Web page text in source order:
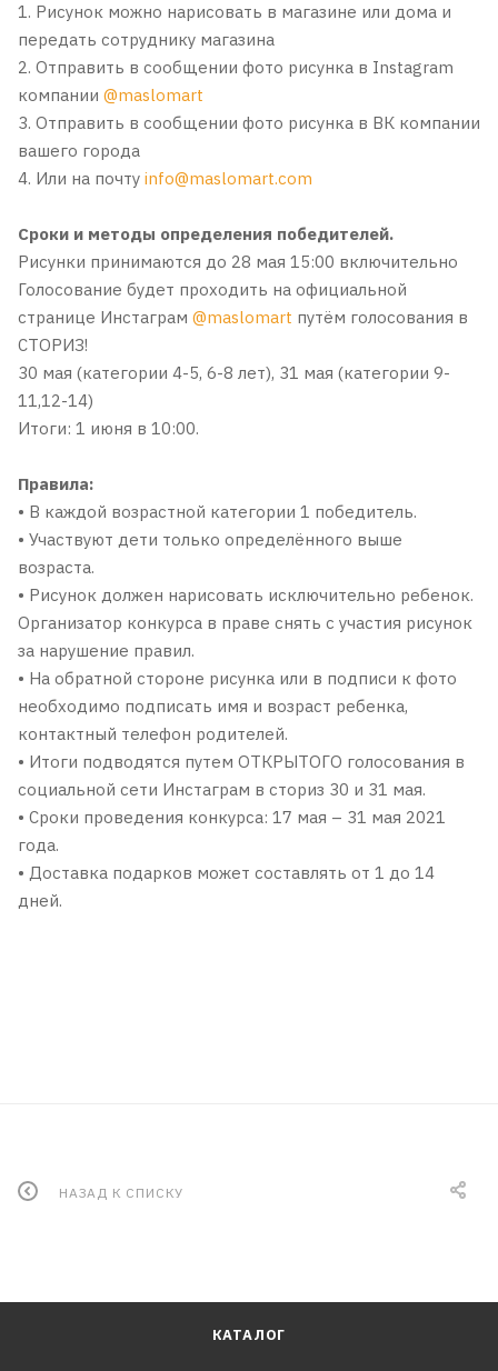
1. Рисунок можно нарисовать в магазине или дома и
передать сотруднику магазина
2. Отправить в сообщении фото рисунка в Instagram
компании @maslomart
3. Отправить в сообщении фото рисунка в ВК компании
вашего города
4. Или на почту info@maslomart.com
Сроки и методы определения победителей.
Рисунки принимаются до 28 мая 15:00 включительно
Голосование будет проходить на официальной
странице Инстаграм @maslomart путём голосования в
СТОРИЗ!
30 мая (категории 4-5, 6-8 лет), 31 мая (категории 9-
11,12-14)
Итоги: 1 июня в 10:00.
Правила:
• В каждой возрастной категории 1 победитель.
• Участвуют дети только определённого выше
возраста.
• Рисунок должен нарисовать исключительно ребенок.
Организатор конкурса в праве снять с участия рисунок
за нарушение правил.
• На обратной стороне рисунка или в подписи к фото
необходимо подписать имя и возраст ребенка,
контактный телефон родителей.
• Итоги подводятся путем ОТКРЫТОГО голосования в
социальной сети Инстаграм в сториз 30 и 31 мая.
• Сроки проведения конкурса: 17 мая – 31 мая 2021
года.
• Доставка подарков может составлять от 1 до 14
дней.
НАЗАД К СПИСКУ
КАТАЛОГ